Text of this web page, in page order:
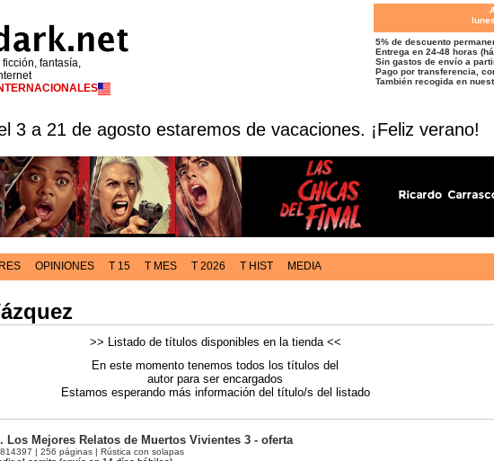
fantasía,
5% de descuento
Entrega en 24-48 horas
Sin gastos de envío a
Pago por transferencia,
También recogida en
3 a 21 de agosto estaremos de vacaciones. ¡Feliz verano!
OPINIONES T 15 T MES T 2026 T HIST MEDIA
>> Listado de títulos disponibles en la tienda <<
En este momento tenemos todos los títulos del
autor para ser encargados
Estamos esperando más información del título/s del listado
Los Mejores Relatos de Muertos Vivientes 3 - oferta
| 256 páginas | Rústica con solapas